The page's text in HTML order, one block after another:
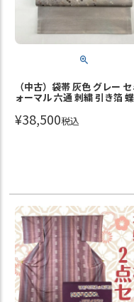
（中古）袋帯 灰色 グレー
ォーマル 六通 刺繍 引き箔
¥38,500税込